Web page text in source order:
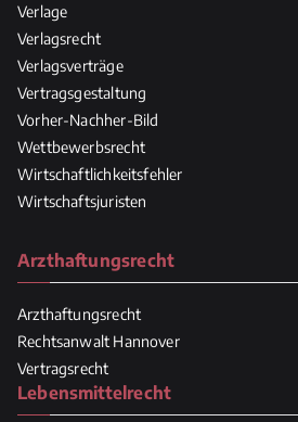
Verlage
Verlagsrecht
Verlagsverträge
Vertragsgestaltung
Vorher-Nachher-Bild
Wettbewerbsrecht
Wirtschaftlichkeitsfehler
Wirtschaftsjuristen
Arzthaftungsrecht
Arzthaftungsrecht
Rechtsanwalt Hannover
Vertragsrecht
Lebensmittelrecht